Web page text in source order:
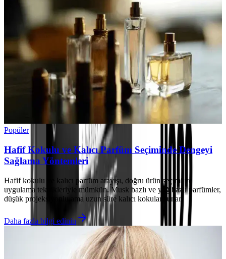
Popüler
Hafif Kokulu ve Kalıcı Parfüm Seçiminde Dengeyi
Sağlama Yöntemleri
Hafif kokulu ve kalıcı parfüm arayışı, doğru ürün seçimi ve
uygulama teknikleriyle mümkün. Musk bazlı ve yağ bazlı parfümler,
düşük projeksiyonlu ama uzun süre kalıcı kokular sunar.
Daha fazla bilgi edinin